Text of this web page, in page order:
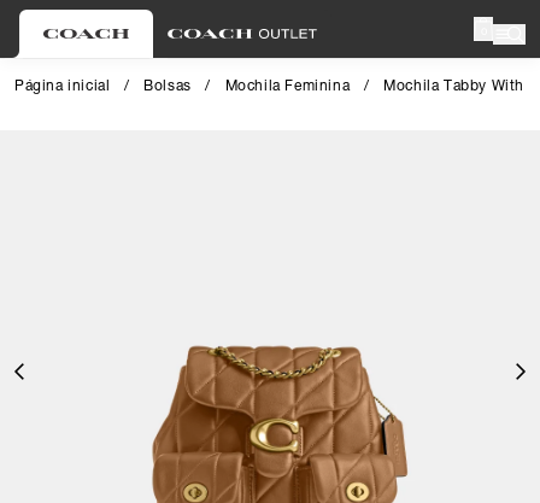
Página inicial / Bolsas / Mochila Feminina / Mochila Tabby With